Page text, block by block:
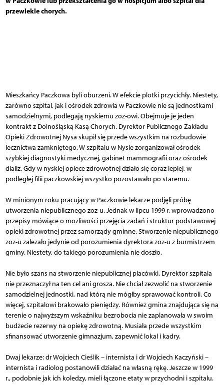
przewlekle chorych.
Mieszkańcy Paczkowa byli oburzeni. W efekcie plotki przycichły. Niestety,
zarówno szpital, jak i ośrodek zdrowia w Paczkowie nie są jednostkami
samodzielnymi, podlegają nyskiemu zoz-owi. Obejmuje je jeden
kontrakt z Dolnośląską Kasą Chorych. Dyrektor Publicznego Zakładu
Opieki Zdrowotnej Nysa skupił się przede wszystkim na rozbudowie
lecznictwa zamkniętego. W szpitalu w Nysie zorganizował ośrodek
szybkiej diagnostyki medycznej, gabinet mammografii oraz ośrodek
dializ. Gdy w nyskiej opiece zdrowotnej działo się coraz lepiej, w
podległej filii paczkowskiej wszystko pozostawało po staremu.
W minionym roku pracujący w Paczkowie lekarze podjęli próbę
utworzenia niepublicznego zoz-u. Jednak w lipcu 1999 r. wprowadzono
przepisy mówiące o możliwości przejęcia zadań i struktur podstawowej
opieki zdrowotnej przez samorządy gminne. Stworzenie niepublicznego
zoz-u zależało jedynie od porozumienia dyrektora zoz-u z burmistrzem
gminy. Niestety, do takiego porozumienia nie doszło.
Nie było szans na stworzenie niepublicznej placówki. Dyrektor szpitala
nie przeznaczył na ten cel ani grosza. Nie chciał zezwolić na stworzenie
samodzielnej jednostki, nad którą nie mógłby sprawować kontroli. Co
więcej, szpitalowi brakowało pieniędzy. Również gmina znajdująca się na
terenie o najwyższym wskaźniku bezrobocia nie zaplanowała w swoim
budżecie rezerwy na opiekę zdrowotną. Musiała przede wszystkim
sfinansować utworzenie gimnazjum, zapewnić lokal i kadry.
Dwaj lekarze: dr Wojciech Cieślik – internista i dr Wojciech Kaczyński –
internista i radiolog postanowili działać na własną rękę. Jeszcze w 1999
r., podobnie jak ich koledzy, mieli łączone etaty w przychodni i szpitalu.